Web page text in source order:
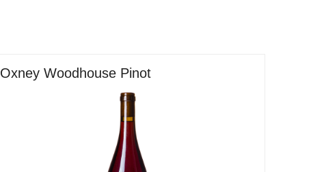
Oxney Woodhouse Pinot